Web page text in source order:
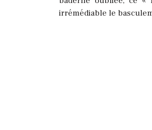
irrémédiable le